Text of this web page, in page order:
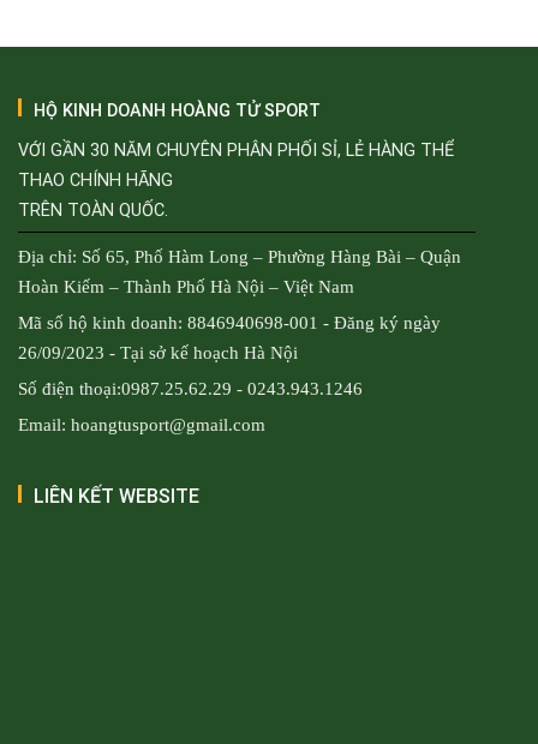
HỘ KINH DOANH HOÀNG TỬ SPORT
VỚI GẦN 30 NĂM CHUYÊN PHÂN PHỐI SỈ, LẺ HÀNG THỂ
THAO CHÍNH HÃNG
TRÊN TOÀN QUỐC.
Địa chỉ: Số 65, Phố Hàm Long – Phường Hàng Bài – Quận
Hoàn Kiếm – Thành Phố Hà Nội – Việt Nam
Mã số hộ kinh doanh: 8846940698-001 - Đăng ký ngày
26/09/2023 - Tại sở kế hoạch Hà Nội
Số điện thoại:0987.25.62.29 - 0243.943.1246
Email: hoangtusport@gmail.com
LIÊN KẾT WEBSITE